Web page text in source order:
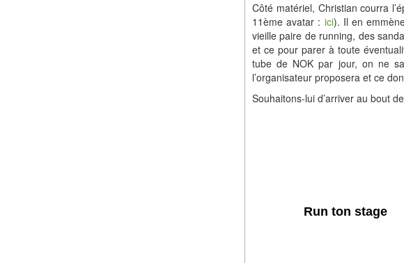
Côté matériel, Christian courra
11ème avatar : ici). Il en
vieille paire de running, des
et ce pour parer à toute
tube de NOK par jour, on ne
l’organisateur proposera et ce
Souhaitons-lui d’arriver au bout
Run ton stage